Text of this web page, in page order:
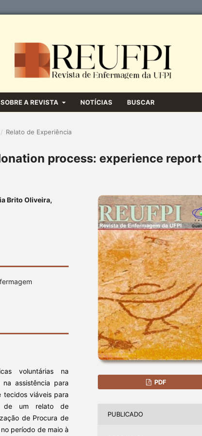
SOBRE A REVISTA NOTÍCIAS BUSCAR
/ Relato de Experiência
process: experience report
Brito Oliveira,
voluntárias na
assistência para
tecidos viáveis para
um relato de
de Procura de
período de maio à
PDF
PUBLICADO